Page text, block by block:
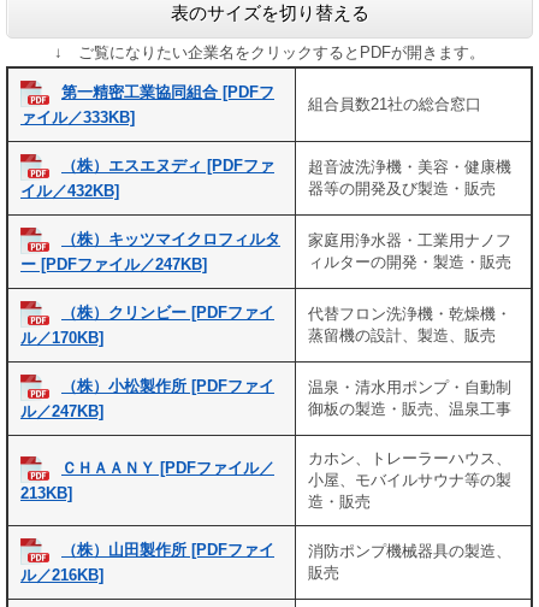
表のサイズを切り替える
↓ ご覧になりたい企業名をクリックするとPDFが開きます。
第一精密工業協同組合 [PDFフ
ァイル／333KB]
組合員数21社の総合窓口
（株）エスエヌディ [PDFファ
イル／432KB]
超音波洗浄機・美容・健康機
器等の開発及び製造・販売
（株）キッツマイクロフィルタ
ー [PDFファイル／247KB]
家庭用浄水器・工業用ナノフ
ィルターの開発・製造・販売
（株）クリンビー [PDFファイ
ル／170KB]
代替フロン洗浄機・乾燥機・
蒸留機の設計、製造、販売
（株）小松製作所 [PDFファイ
ル／247KB]
温泉・清水用ポンプ・自動制
御板の製造・販売、温泉工事
ＣＨＡＡＮＹ [PDFファイル／
213KB]
カホン、トレーラーハウス、
小屋、モバイルサウナ等の製
造・販売
（株）山田製作所 [PDFファイ
ル／216KB]
消防ポンプ機械器具の製造、
販売